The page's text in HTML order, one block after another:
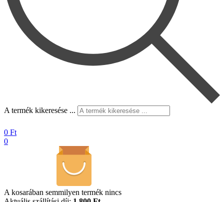
A termék kikeresése ...
0 Ft
0
A kosarában semmilyen termék nincs